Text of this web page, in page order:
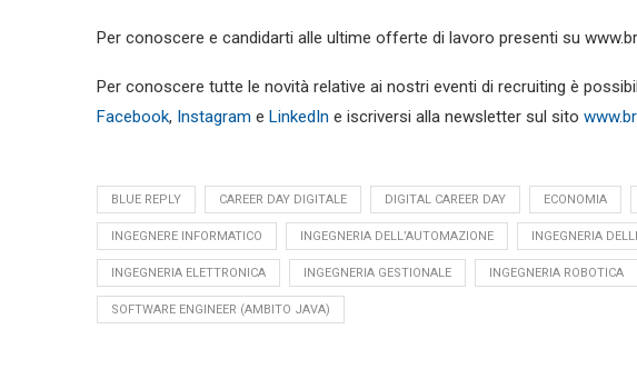
Per conoscere e candidarti alle ultime offerte di lavoro presenti su
Per conoscere tutte le novità relative ai nostri eventi di recruiting è
Facebook, Instagram e LinkedIn e iscriversi alla newsletter sul sito
BLUE REPLY CAREER DAY DIGITALE DIGITAL CAREER DAY ECONOMIA
INGEGNERE INFORMATICO INGEGNERIA DELL’AUTOMAZIONE INGEGNERIA
INGEGNERIA ELETTRONICA INGEGNERIA GESTIONALE INGEGNERIA ROBOTICA
SOFTWARE ENGINEER (AMBITO JAVA)